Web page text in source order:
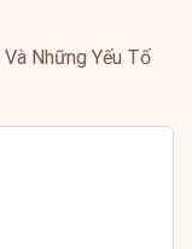
Những Yếu Tố